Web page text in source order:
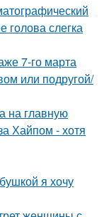
голова слегка
7-го марта
или подругой/
на главную
Хайпом - хотя
я хочу